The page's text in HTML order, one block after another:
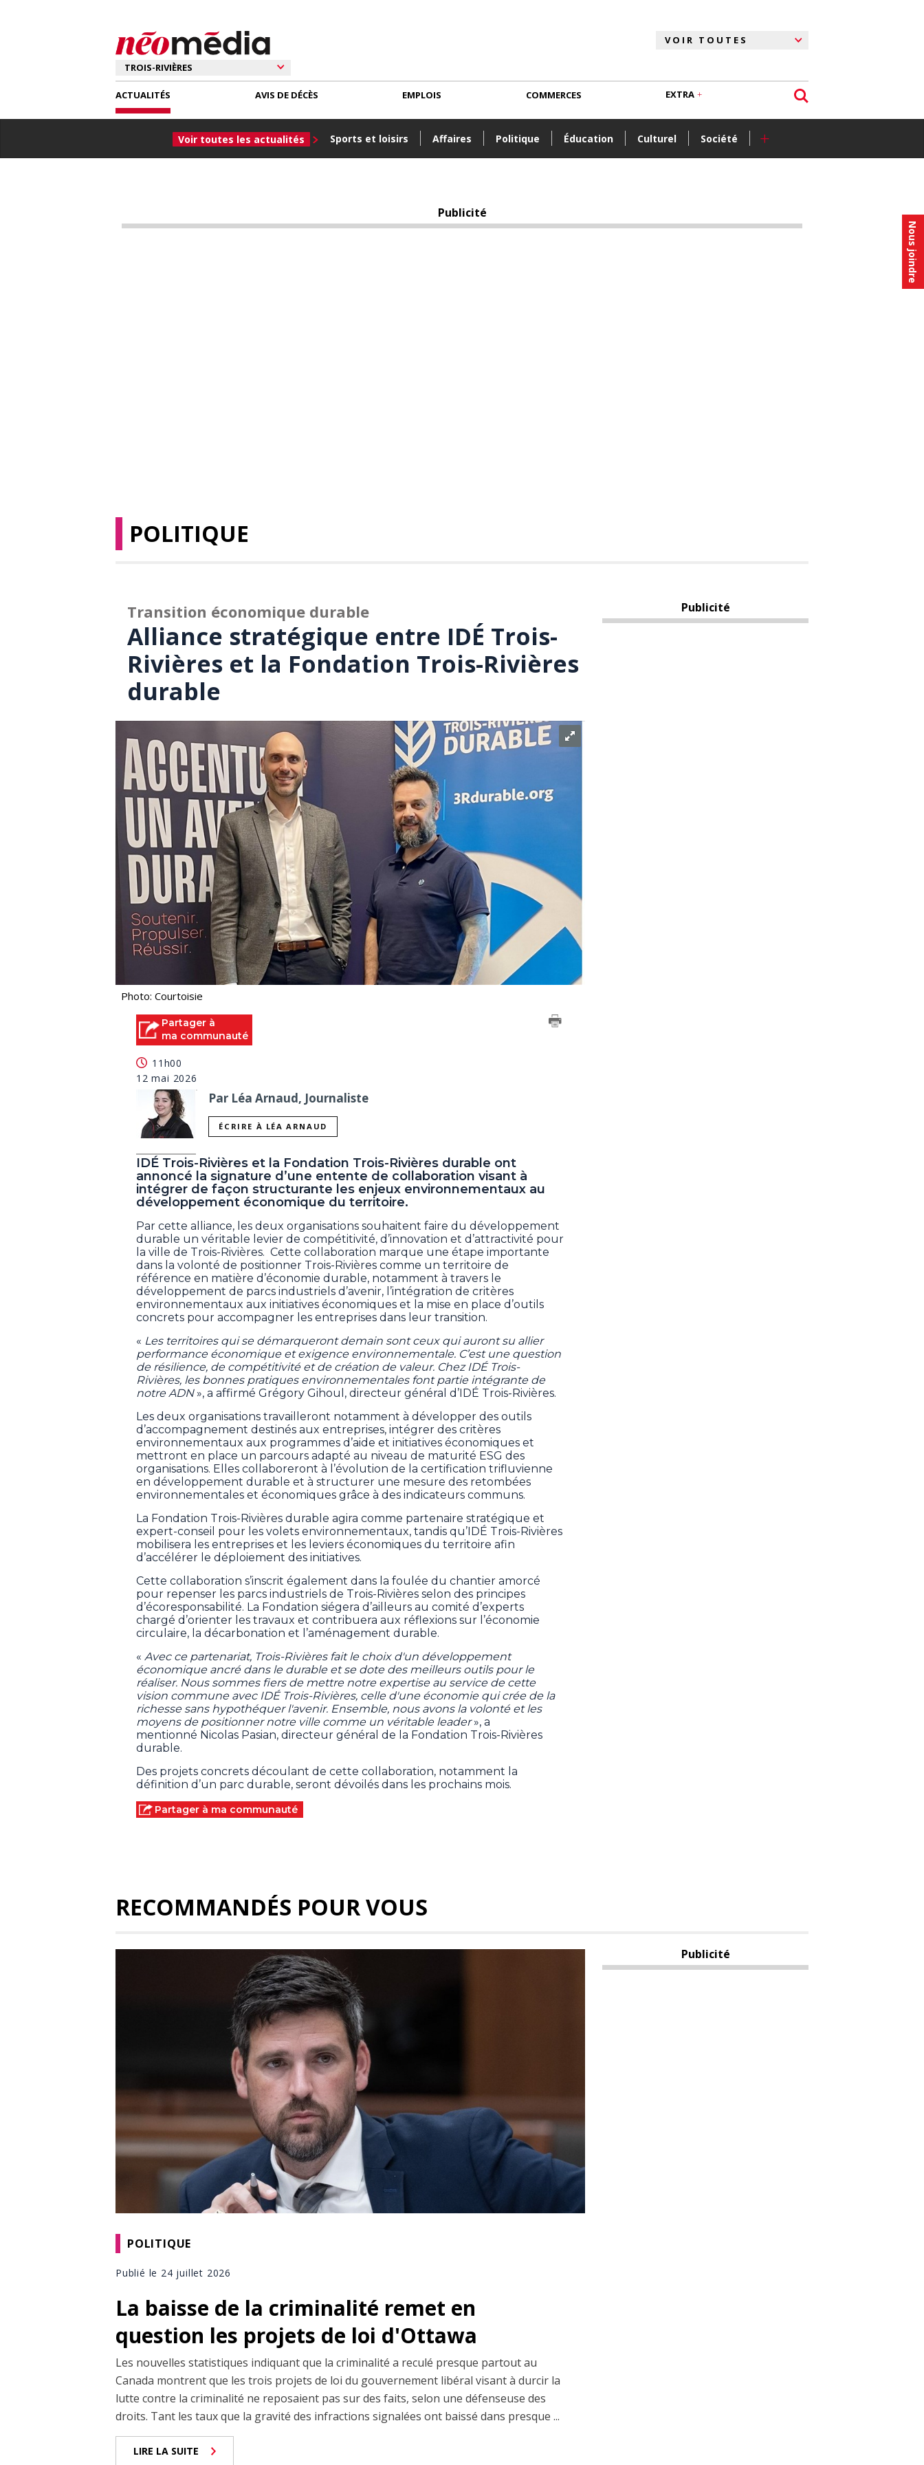
Nous joindre
ACTUALITÉS
Voir toutes les actualités Sports et loisirs Affaires Politique Éducation Culturel Société +
AVIS DE DÉCÈS EMPLOIS COMMERCES EXTRA
Publicité
POLITIQUE
Transition économique durable
Alliance stratégique entre IDÉ Trois-
Rivières et la Fondation Trois-Rivières
durable
Photo: Courtoisie
Partager à
ma communauté
11h00
12 mai 2026
Par Léa Arnaud, Journaliste
ÉCRIRE À LÉA ARNAUD
IDÉ Trois-Rivières et la Fondation Trois-Rivières durable ont
annoncé la signature d’une entente de collaboration visant à
intégrer de façon structurante les enjeux environnementaux au
développement économique du territoire.
Par cette alliance, les deux organisations souhaitent faire du développement
durable un véritable levier de compétitivité, d’innovation et d’attractivité pour
la ville de Trois-Rivières. Cette collaboration marque une étape importante
dans la volonté de positionner Trois-Rivières comme un territoire de
référence en matière d’économie durable, notamment à travers le
développement de parcs industriels d’avenir, l’intégration de critères
environnementaux aux initiatives économiques et la mise en place d’outils
concrets pour accompagner les entreprises dans leur transition.
« Les territoires qui se démarqueront demain sont ceux qui auront su allier
performance économique et exigence environnementale. C’est une question
de résilience, de compétitivité et de création de valeur. Chez IDÉ Trois-
Rivières, les bonnes pratiques environnementales font partie intégrante de
notre ADN», a affirmé Grégory Gihoul, directeur général d’IDÉ Trois-Rivières.
Les deux organisations travailleront notamment à développer des outils
d’accompagnement destinés aux entreprises, intégrer des critères
environnementaux aux programmes d’aide et initiatives économiques et
mettront en place un parcours adapté au niveau de maturité ESG des
organisations. Elles collaboreront à l’évolution de la certification trifluvienne
en développement durable et à structurer une mesure des retombées
environnementales et économiques grâce à des indicateurs communs.
La Fondation Trois-Rivières durable agira comme partenaire stratégique et
expert-conseil pour les volets environnementaux, tandis qu’IDÉ Trois-Rivières
mobilisera les entreprises et les leviers économiques du territoire afin
d’accélérer le déploiement des initiatives.
Cette collaboration s’inscrit également dans la foulée du chantier amorcé
pour repenser les parcs industriels de Trois-Rivières selon des principes
d’écoresponsabilité. La Fondation siégera d’ailleurs au comité d’experts
chargé d’orienter les travaux et contribuera aux réflexions sur l’économie
circulaire, la décarbonation et l’aménagement durable.
« Avec ce partenariat, Trois-Rivières fait le choix d'un développement
économique ancré dans le durable et se dote des meilleurs outils pour le
réaliser. Nous sommes fiers de mettre notre expertise au service de cette
vision commune avec IDÉ Trois-Rivières, celle d'une économie qui crée de la
richesse sans hypothéquer l'avenir. Ensemble, nous avons la volonté et les
moyens de positionner notre ville comme un véritable leader», a
mentionné Nicolas Pasian, directeur général de la Fondation Trois-Rivières
durable.
Des projets concrets découlant de cette collaboration, notamment la
définition d’un parc durable, seront dévoilés dans les prochains mois.
Partager à ma communauté
Publicité
RECOMMANDÉS POUR VOUS
POLITIQUE
Publié le 24 juillet 2026
La baisse de la criminalité remet en
question les projets de loi d'Ottawa
Les nouvelles statistiques indiquant que la criminalité a reculé presque partout au
Canada montrent que les trois projets de loi du gouvernement libéral visant à durcir la
lutte contre la criminalité ne reposaient pas sur des faits, selon une défenseuse des
droits. Tant les taux que la gravité des infractions signalées ont baissé dans presque ...
LIRE LA SUITE
Publicité